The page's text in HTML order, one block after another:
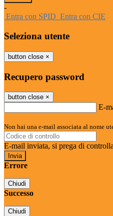
-
Entra con SPID Entra con CIE
Seleziona utente
button close ×
Recupero password
button close ×
E-
Non hai una e-mail associata al nome
E-mail inviata, si prega di
Errore
Chiudi
Successo
Chiudi